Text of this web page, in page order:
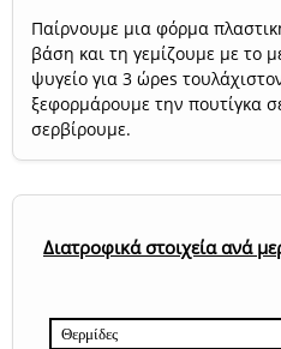
Παίρνουμε μια φόρμα
βάση και τη γεμίζουμε με το
ψυγείο για 3 ώρes
ξεφορμάρουμε την πουτίγκα
σερβίρουμε.
Διατροφικά στοιχεία ανά
Θερμίδες